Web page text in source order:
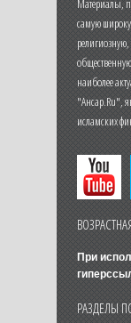
Материалы,
самую
наиболее
"Ансар.Ru",
исламских
При
РАЗДЕЛЫ